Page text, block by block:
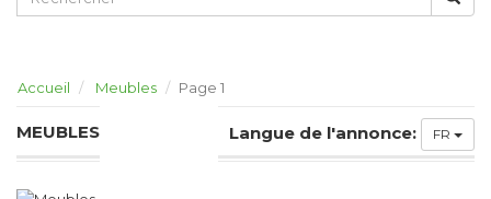
Accueil Meubles Page 1
MEUBLES Langue de l'annonce: FR